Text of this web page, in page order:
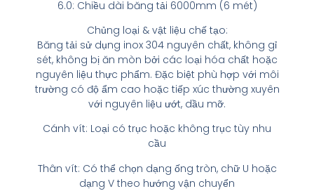
6.0: Chiều dài băng tải 6000mm (6 mét)
Chủng loại & vật liệu chế tạo:
Băng tải sử dụng inox 304 nguyên chất, không gỉ
sét, không bị ăn mòn bởi các loại hóa chất hoặc
nguyên liệu thực phẩm. Đặc biệt phù hợp với môi
trường có độ ẩm cao hoặc tiếp xúc thường xuyên
với nguyên liệu ướt, dầu mỡ.
Cánh vít: Loại có trục hoặc không trục tùy nhu
cầu
Thân vít: Có thể chọn dạng ống tròn, chữ U hoặc
dạng V theo hướng vận chuyển